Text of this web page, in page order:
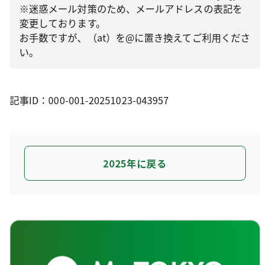
※迷惑メール対策のため、メールアドレスの表記を
変更しております。
お手数ですが、（at）を@に置き換えてご利用くださ
い。
記事ID：000-001-20251023-043957
2025年に戻る